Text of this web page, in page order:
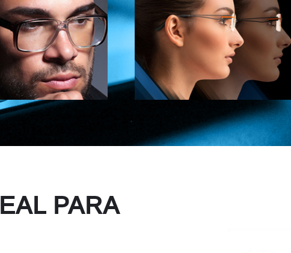
Hoya Miolight E
Hiperlight
Lentes Prime
PARA